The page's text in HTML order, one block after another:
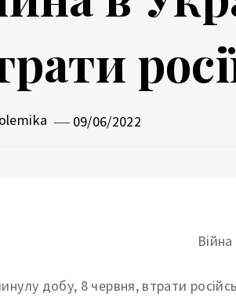
09/06/2022
добу, 8 червня, втрати